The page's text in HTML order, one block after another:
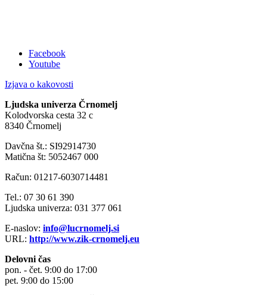
Facebook
Youtube
Izjava o kakovosti
Ljudska univerza Črnomelj
Kolodvorska cesta 32 c
8340 Črnomelj
Davčna št.: SI92914730
Matična št: 5052467 000
Račun: 01217-6030714481
Tel.: 07 30 61 390
Ljudska univerza: 031 377 061
E-naslov: info@lucrnomelj.si
URL: http://www.zik-crnomelj.eu
Delovni čas
pon. - čet. 9:00 do 17:00
pet. 9:00 do 15:00